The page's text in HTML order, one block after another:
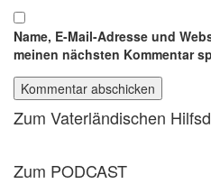
Name, E-Mail-Adresse und
meinen nächsten Kommentar
Zum Vaterländischen
Zum PODCAST